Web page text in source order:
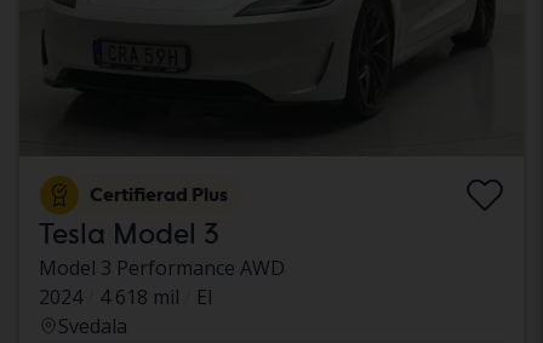
Certifierad Plus
Tesla Model 3
Model 3 Performance AWD
2024
4 618 mil
El
Svedala